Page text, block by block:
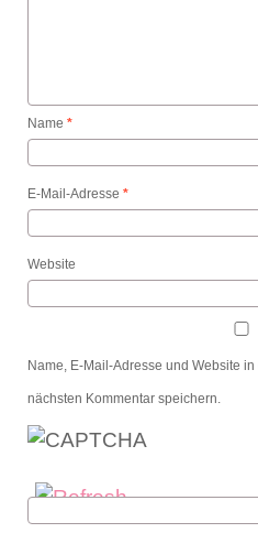
Name *
E-Mail-Adresse *
Website
Name, E-Mail-Adresse und Website
nächsten Kommentar speichern.